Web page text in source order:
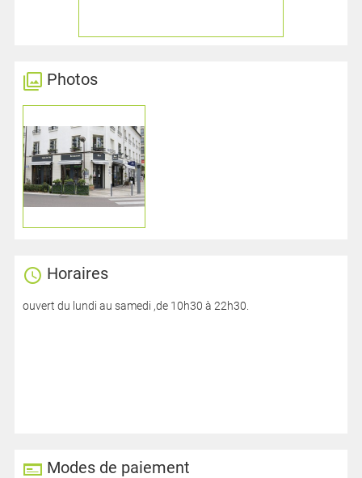
Horaires
ouvert du lundi au samedi ,de 10h30 à 22h30.
Modes de paiement
Photos